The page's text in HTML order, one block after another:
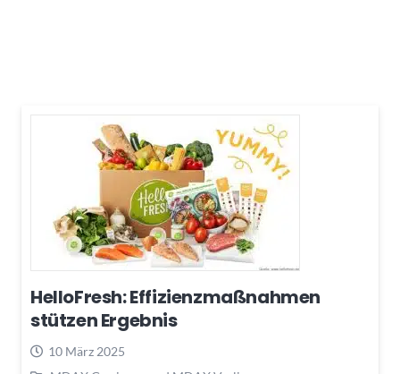
HelloFresh: Effizienzmaßnahmen
stützen Ergebnis
10 März 2025